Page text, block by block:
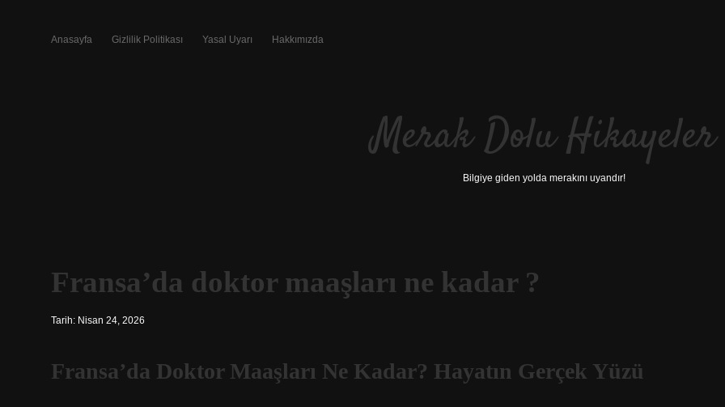
Anasayfa Gizlilik Politikası Yasal Uyarı Hakkımızda
Merak Dolu Hikayeler
Bilgiye giden yolda merakını uyandır!
Fransa’da doktor maaşları ne kadar ?
Tarih: Nisan 24, 2026
Fransa’da Doktor Maaşları Ne Kadar? Hayatın Gerçek Yüzü